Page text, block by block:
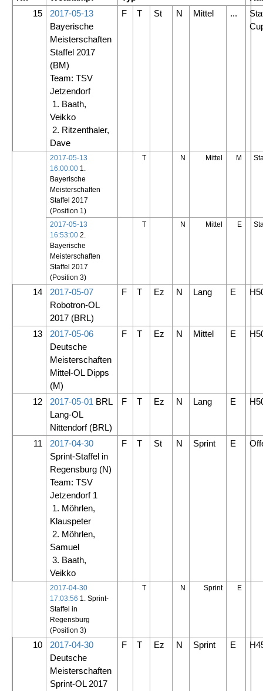
15
2017-05-13
Bayerische
Meisterschaften
Staffel 2017
(BM)
Team: TSV
Jetzendorf
1. Baath,
Veikko
2. Ritzenthaler,
Dave
F T St N Mittel ...
2017-05-13
16:00:00 1.
Bayerische
Meisterschaften
Staffel 2017
(Position 1)
T N Mittel M
2017-05-13
16:53:00 2.
Bayerische
Meisterschaften
Staffel 2017
(Position 3)
T N Mittel E
14
2017-05-07
Robotron-OL
2017 (BRL)
F T Ez N Lang E
13
2017-05-06
Deutsche
Meisterschaften
Mittel-OL Dipps
(M)
F T Ez N Mittel E
12 2017-05-01 BRL
Lang-OL
Nittendorf (BRL)
F T Ez N Lang E
11
2017-04-30
Sprint-Staffel in
Regensburg (N)
Team: TSV
Jetzendorf 1
1. Möhrlen,
Klauspeter
2. Möhrlen,
Samuel
3. Baath,
Veikko
F T St N Sprint E
2017-04-30
17:03:56 1. Sprint-
Staffel in
Regensburg
(Position 3)
T N Sprint E
10
2017-04-30
Deutsche
Meisterschaften
Sprint-OL 2017
F T Ez N Sprint E